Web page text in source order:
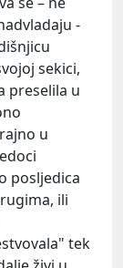
-
sekici,
preselila u
u
posljedica
ili
tek